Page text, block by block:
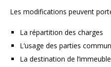
Les modifications peuvent
La répartition des charges
L’usage des parties
La destination de l’immeuble